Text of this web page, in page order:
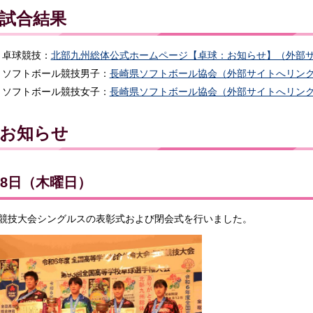
試合結果
卓球競技： 北部九州総体公式ホームページ【卓球：お知らせ】（外部
ソフトボール競技男子： 長崎県ソフトボール協会（外部サイトへリンク
ソフトボール競技女子： 長崎県ソフトボール協会（外部サイトへリンク
お知らせ
日（木曜日）
技大会シングルスの表彰式および閉会式を行いました。